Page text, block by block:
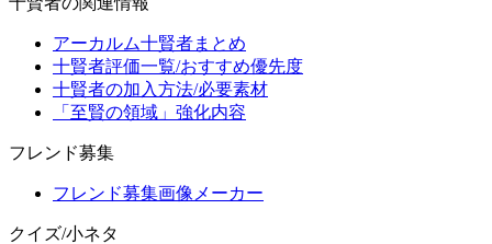
アーカルム十賢者まとめ
十賢者評価一覧/おすすめ優先度
十賢者の加入方法/必要素材
「至賢の領域」強化内容
フレンド募集
フレンド募集画像メーカー
クイズ/小ネタ